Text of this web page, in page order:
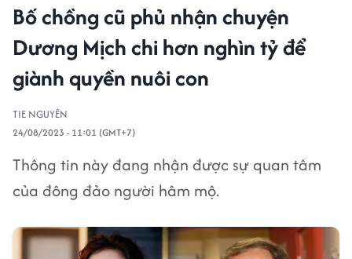
Bố chồng cũ phủ nhận chuyện
Dương Mịch chi hơn nghìn tỷ để
giành quyền nuôi con
TIE NGUYÊN
24/08/2023 - 11:01 (GMT+7)
Thông tin này đang nhận được sự quan tâm
của đông đảo người hâm mộ.